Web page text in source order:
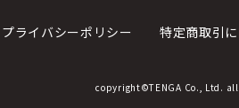
プライバシーポリシー 特定商取引
copyright©TENGA Co., Ltd.